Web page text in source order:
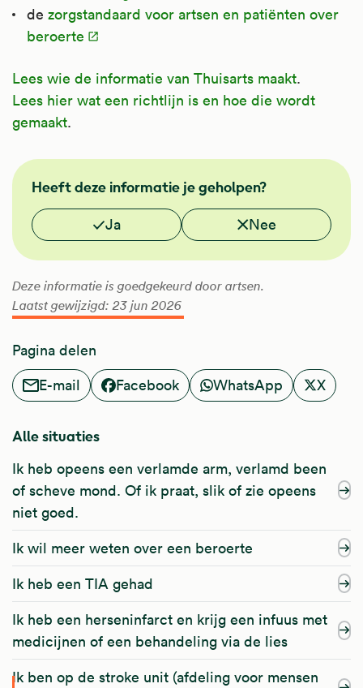
de zorgstandaard voor artsen en patiënten over
beroerte
Lees wie de informatie van Thuisarts maakt.
Lees hier wat een richtlijn is en hoe die wordt
gemaakt.
FMS
Heeft deze informatie je geholpen?
Vond je deze informatie nuttig?
Ja Nee
Deze informatie is goedgekeurd door artsen.
Laatst gewijzigd: 23 jun 2026
Pagina delen
E-mail
Facebook WhatsApp X
Alle situaties
Ik heb opeens een verlamde arm, verlamd been
of scheve mond. Of ik praat, slik of zie opeens
niet goed.
Ik wil meer weten over een beroerte
Ik heb een TIA gehad
Ik heb een herseninfarct en krijg een infuus met
medicijnen of een behandeling via de lies
Ik ben op de stroke unit (afdeling voor mensen